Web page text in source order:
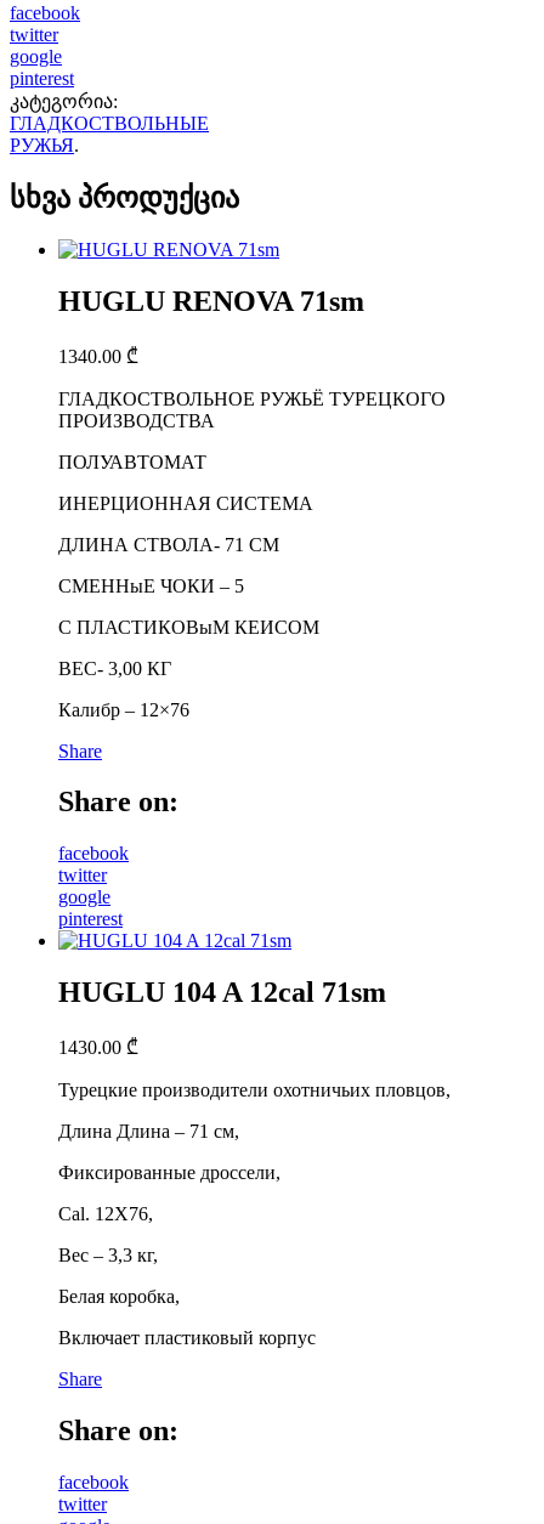
facebook
twitter
google
pinterest
კატეგორია:
ГЛАДКОСТВОЛЬНЫЕ
РУЖЬЯ.
სხვა პროდუქცია
HUGLU RENOVA 71sm
1340.00 ₾
ГЛАДКОСТВОЛЬНОЕ РУЖЬЁ ТУРЕЦКОГО
ПРОИЗВОДСТВА
ПОЛУАВТОМАТ
ИНЕРЦИОННАЯ СИСТЕМА
ДЛИНА СТВОЛА- 71 СМ
СМЕННыЕ ЧОКИ – 5
С ПЛАСТИКОВыМ КЕИСОМ
ВЕС- 3,00 КГ
Калибр – 12×76
Share
Share on:
facebook
twitter
google
pinterest
HUGLU 104 A 12cal 71sm
1430.00 ₾
Турецкие производители охотничьих пловцов,
Длина Длина – 71 см,
Фиксированные дроссели,
Cal. 12X76,
Вес – 3,3 кг,
Белая коробка,
Включает пластиковый корпус
Share
Share on:
facebook
twitter